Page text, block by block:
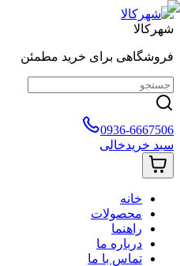
شهرکالا
فروشگاهی برای خرید مطمئن
0936-6667506
سبد خریدخالی
خانه
محصولات
راهنما
درباره ما
تماس با ما